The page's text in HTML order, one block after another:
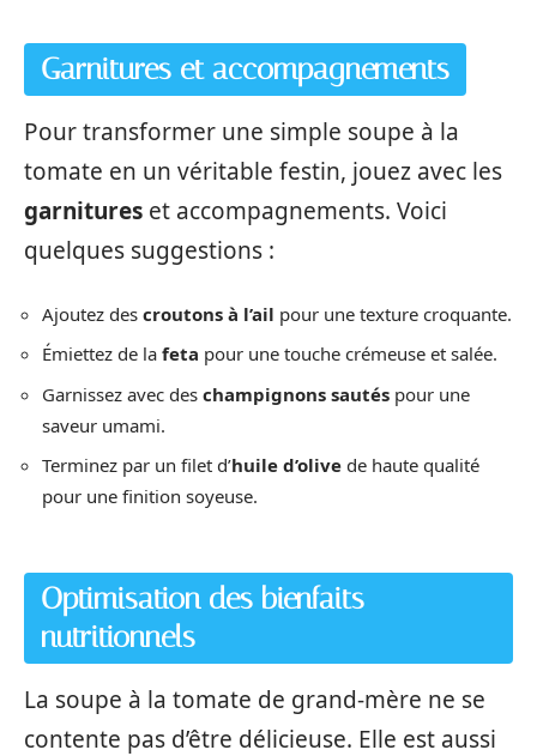
Garnitures et accompagnements
Pour transformer une simple soupe à la
tomate en un véritable festin, jouez avec les
garnitures et accompagnements. Voici
quelques suggestions :
Ajoutez des croutons à l’ail pour une texture croquante.
Émiettez de la feta pour une touche crémeuse et salée.
Garnissez avec des champignons sautés pour une
saveur umami.
Terminez par un filet d’huile d’olive de haute qualité
pour une finition soyeuse.
Optimisation des bienfaits
nutritionnels
La soupe à la tomate de grand-mère ne se
contente pas d’être délicieuse. Elle est aussi